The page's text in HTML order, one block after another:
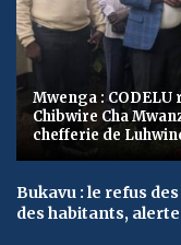
Mwenga :
Chibwire Cha
chefferie de
Bukavu : le refus
des habitants,